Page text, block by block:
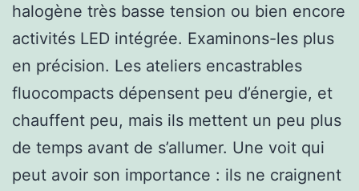
halogène très basse tension ou bien encore
activités LED intégrée. Examinons-les plus
en précision. Les ateliers encastrables
fluocompacts dépensent peu d’énergie, et
chauffent peu, mais ils mettent un peu plus
de temps avant de s’allumer. Une voit qui
peut avoir son importance : ils ne craignent